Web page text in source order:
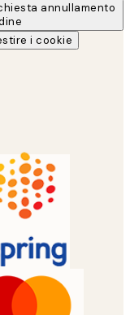
annullamento
i cookie